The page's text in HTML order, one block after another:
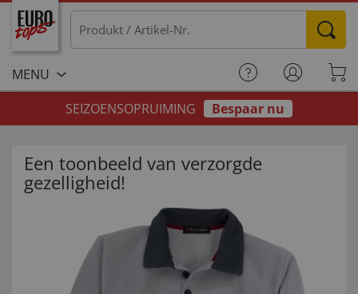
MENU
SEIZOENSOPRUIMING
Bespaar nu
Een toonbeeld van verzorgde
gezelligheid!